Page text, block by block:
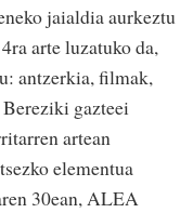
jaialdia aurkeztu
arte luzatuko da,
antzerkia, filmak,
gazteei
artean
elementua
30ean, ALEA